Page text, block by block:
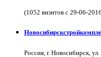
(1052 визитов с 29-06-
Россия, г. Новосибирск,